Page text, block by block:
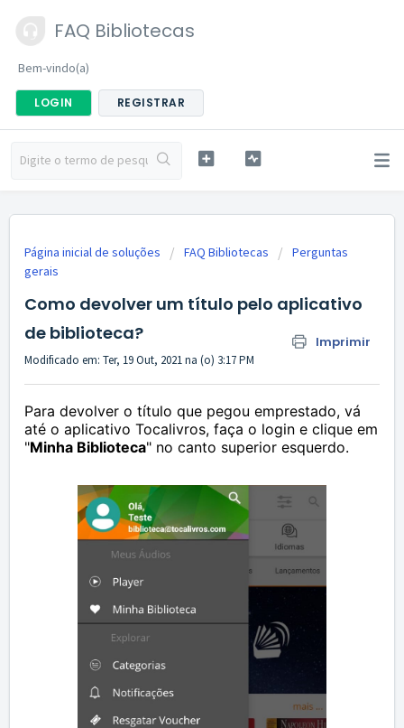
FAQ Bibliotecas
Bem-vindo(a)
LOGIN REGISTRAR
Página inicial de soluções FAQ Bibliotecas
Perguntas
gerais
Como devolver um título pelo aplicativo
de biblioteca?
Imprimir
Modificado em: Ter, 19 Out, 2021 na (o) 3:17 PM
Para devolver o título que pegou emprestado, vá
até o aplicativo Tocalivros, faça o login e clique em
"Minha Biblioteca" no canto superior esquerdo.